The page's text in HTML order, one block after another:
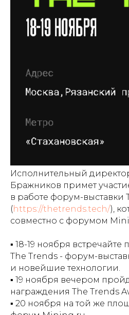
Исполнительный
Бражников примет
в работе форум-выставки
(https://thetrends.tech/),
совместно с форумом
▪️ 18-19 ноября
The Trends - форум-
и новейшие технологии.
▪️ 19 ноября вечером
награждения The Trends
▪️ 20 ноября на той же
Ассоциация разработчиков и
технологии блокчейн и систем